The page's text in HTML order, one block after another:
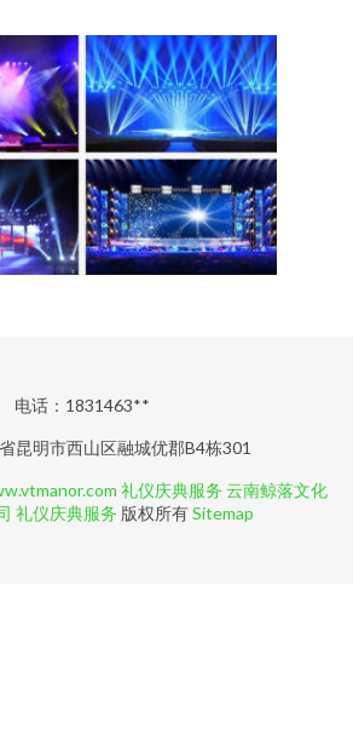
电话：1831463**
昆明市西山区融城优郡B4栋301
礼仪庆典服务 云南鲸落文化
礼仪庆典服务 版权所有Sitemap